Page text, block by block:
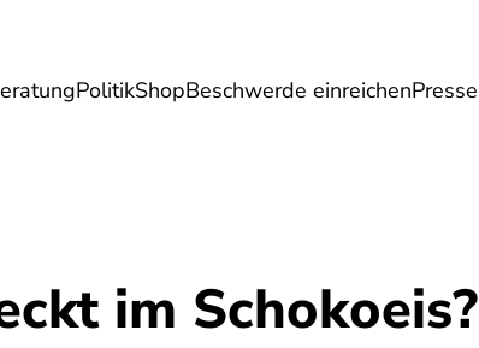
PolitikShopBeschwerde einreichenPresse
Energie Reise Verträge
im Schokoeis?